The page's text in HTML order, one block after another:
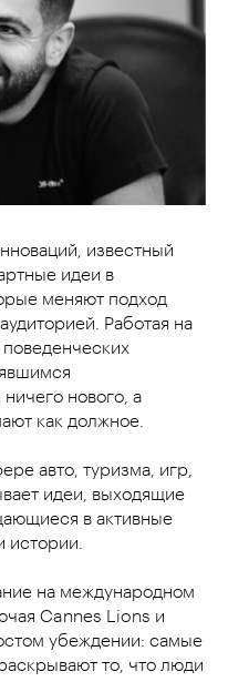
известный
идеи в
меняют подход
Работая на
поведенческих
нового, а
как должное.
авто, туризма, игр,
идеи, выходящие
в активные
истории.
на международном
Cannes Lions и
убеждении: самые
то, что люди